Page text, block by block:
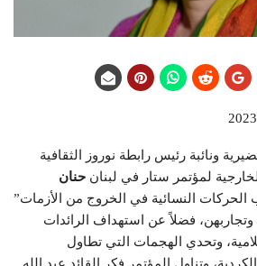
ونائبة رئيس رابطة نوروز الثقافية
لمؤتمر ستار في لبنان حنان
النسائية في الخروج من الأزمات”
فضلاً عن استهداف الرائدات
وتحدي الهجمات التي تطاول
وتناول المؤتمر فكر القائد عبد الله